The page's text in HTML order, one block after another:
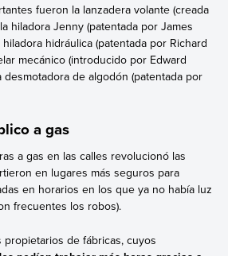
fueron la lanzadera volante (creada
hiladora Jenny (patentada por James
hidráulica (patentada por Richard
mecánico (introducido por Edward
desmotadora de algodón (patentada por
a gas
a gas en las calles revolucionó las
en lugares más seguros para
en horarios en los que ya no había luz
frecuentes los robos).
propietarios de fábricas, cuyos